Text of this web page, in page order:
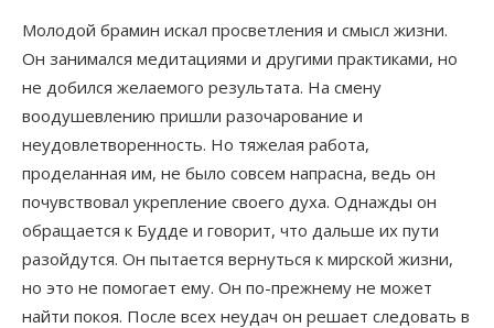
Молодой брамин искал просветления и смысл жизни.
Он занимался медитациями и другими практиками, но
не добился желаемого результата. На смену
воодушевлению пришли разочарование и
неудовлетворенность. Но тяжелая работа,
проделанная им, не было совсем напрасна, ведь он
почувствовал укрепление своего духа. Однажды он
обращается к Будде и говорит, что дальше их пути
разойдутся. Он пытается вернуться к мирской жизни,
но это не помогает ему. Он по-прежнему не может
найти покоя. После всех неудач он решает следовать в